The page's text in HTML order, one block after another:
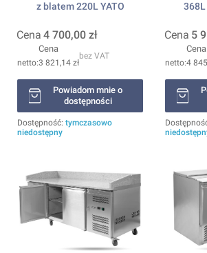
z blatem 220L YATO
Cena 4 700,00 zł
Cena
3 821,14 zł
bez VAT
Powiadom mnie o
dostępności
Dostępność: tymczasowo
niedostępny
368L
Cena 5
Cena
4